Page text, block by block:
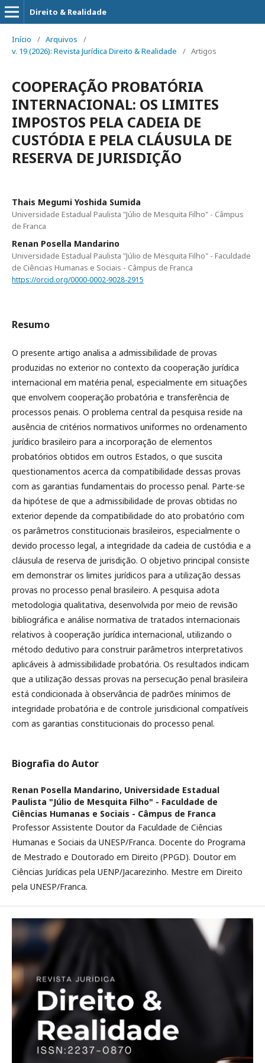
Direito & Realidade
Início / Arquivos
/
v. 19 (2026): Revista Jurídica Direito & Realidade
/ Artigos
COOPERAÇÃO PROBATÓRIA
INTERNACIONAL: OS LIMITES
IMPOSTOS PELA CADEIA DE
CUSTÓDIA E PELA CLÁUSULA DE
RESERVA DE JURISDIÇÃO
Thais Megumi Yoshida Sumida
Universidade Estadual Paulista "Júlio de Mesquita Filho" - Câmpus
de Franca
Renan Posella Mandarino
Universidade Estadual Paulista "Júlio de Mesquita Filho" - Faculdade
de Ciências Humanas e Sociais - Câmpus de Franca
https://orcid.org/0000-0002-9028-2915
Resumo
O presente artigo analisa a admissibilidade de provas
produzidas no exterior no contexto da cooperação jurídica
internacional em matéria penal, especialmente em situações
que envolvem cooperação probatória e transferência de
processos penais. O problema central da pesquisa reside na
ausência de critérios normativos uniformes no ordenamento
jurídico brasileiro para a incorporação de elementos
probatórios obtidos em outros Estados, o que suscita
questionamentos acerca da compatibilidade dessas provas
com as garantias fundamentais do processo penal. Parte-se
da hipótese de que a admissibilidade de provas obtidas no
exterior depende da compatibilidade do ato probatório com
os parâmetros constitucionais brasileiros, especialmente o
devido processo legal, a integridade da cadeia de custódia e a
cláusula de reserva de jurisdição. O objetivo principal consiste
em demonstrar os limites jurídicos para a utilização dessas
provas no processo penal brasileiro. A pesquisa adota
metodologia qualitativa, desenvolvida por meio de revisão
bibliográfica e análise normativa de tratados internacionais
relativos à cooperação jurídica internacional, utilizando o
método dedutivo para construir parâmetros interpretativos
aplicáveis à admissibilidade probatória. Os resultados indicam
que a utilização dessas provas na persecução penal brasileira
está condicionada à observância de padrões mínimos de
integridade probatória e de controle jurisdicional compatíveis
com as garantias constitucionais do processo penal.
Biografia do Autor
Renan Posella Mandarino, Universidade Estadual
Paulista "Júlio de Mesquita Filho" - Faculdade de
Ciências Humanas e Sociais - Câmpus de Franca
Professor Assistente Doutor da Faculdade de Ciências
Humanas e Sociais da UNESP/Franca. Docente do Programa
de Mestrado e Doutorado em Direito (PPGD). Doutor em
Ciências Jurídicas pela UENP/Jacarezinho. Mestre em Direito
pela UNESP/Franca.